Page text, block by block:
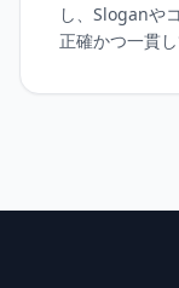
し、Sloganや
正確かつ一貫